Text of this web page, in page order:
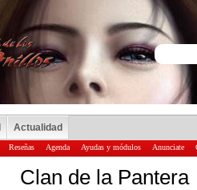
Actualidad
Reseñas Agenda Ayudas y módulos Anunciate
Clan de la Pantera